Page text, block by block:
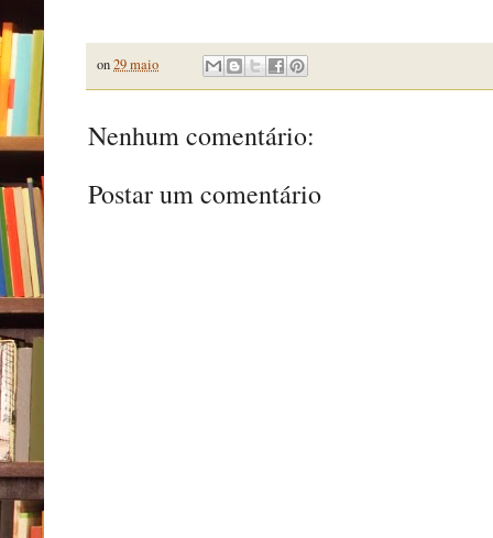
on29 maio
Nenhum comentário:
Postar um comentário